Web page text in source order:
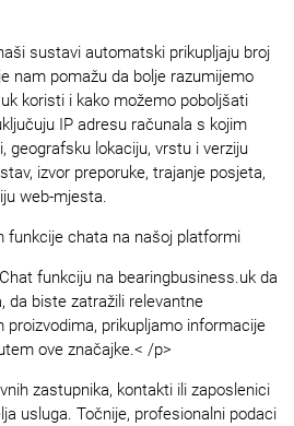
sustavi automatski prikupljaju broj
nam pomažu da bolje razumijemo
koristi i kako možemo poboljšati
IP adresu računala s kojim
geografsku lokaciju, vrstu i verziju
izvor preporuke, trajanje posjeta,
web-mjesta.
funkcije chata na našoj platformi
funkciju na bearingbusiness.uk da
da biste zatražili relevantne
prikupljamo informacije
ove značajke.< /p>
zastupnika, kontakti ili zaposlenici
usluga. Točnije, profesionalni podaci